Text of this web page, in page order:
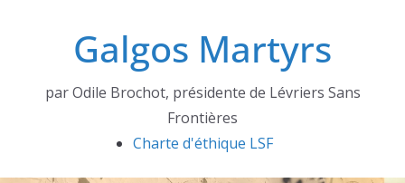
Galgos Martyrs
par Odile Brochot, présidente de Lévriers Sans
Frontières
Charte d'éthique LSF